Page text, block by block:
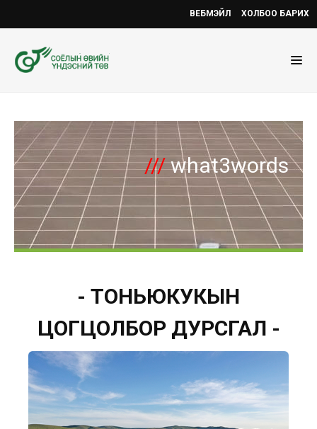
ВЕБМЭЙЛ ХОЛБОО БАРИХ
///what3words
- ТОНЬЮКУКЫН
ЦОГЦОЛБОР ДУРСГАЛ -